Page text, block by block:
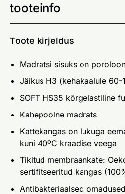
tooteinfo
Toote kirjeldus
Madratsi sisuks on
Jäikus H3 (kehakaalule 60-
SOFT HS35 kõrgelastiline
Kahepoolne madrats
Kattekangas on lukuga
kuni 40ºC kraadise veega
Tikitud membraankate:
sertifitseeritud kangas
Antibakteriaalsed omadused